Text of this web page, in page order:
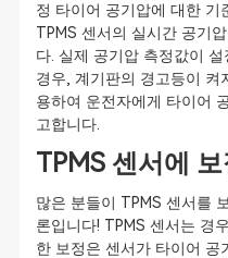
정 타이어 공기압에 대한 기
TPMS 센서의 실시간 공기
다. 실제 공기압 측정값이
경우, 계기판의 경고등이 켜
용하여 운전자에게 타이어
고합니다.
TPMS 센서에
많은 분들이 TPMS 센서를
론입니다! TPMS 센서는 경
한 보정은 센서가 타이어 공